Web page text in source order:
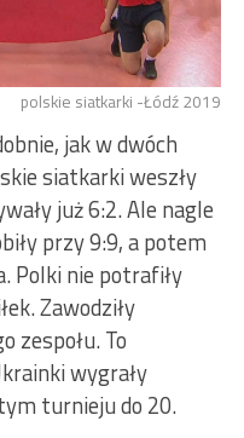
polskie siatkarki -Łódź 2019
jak w dwóch
siatkarki weszły
już 6:2. Ale nagle
przy 9:9, a potem
Polki nie potrafiły
Zawodziły
zespołu. To
wygrały
turnieju do 20.